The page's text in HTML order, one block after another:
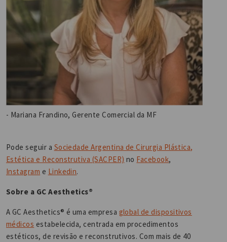
- Mariana Frandino, Gerente Comercial da MF
Pode seguir a Sociedade Argentina de Cirurgia Plástica,
Estética e Reconstrutiva (SACPER) no Facebook,
Instagram e Linkedin.
Sobre a GC Aesthetics®
A GC Aesthetics® é uma empresa global de dispositivos
médicos estabelecida, centrada em procedimentos
estéticos, de revisão e reconstrutivos. Com mais de 40